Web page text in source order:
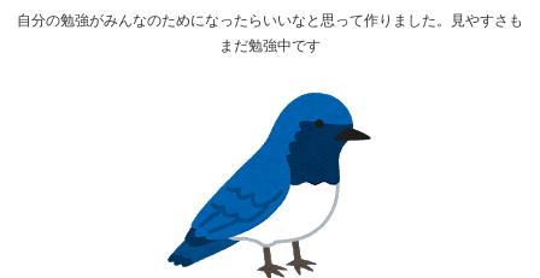
自分の勉強がみんなのためになったらいいなと思って作りました。見やすさも
まだ勉強中です